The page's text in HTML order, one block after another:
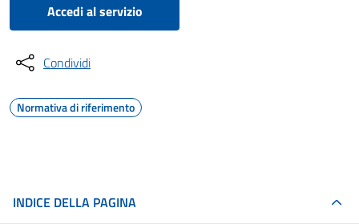
Accedi al servizio
Condividi
Normativa di riferimento
INDICE DELLA PAGINA